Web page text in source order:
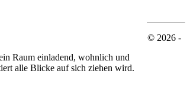
Raum einladend, wohnlich und
alle Blicke auf sich ziehen wird.
© 2026 -